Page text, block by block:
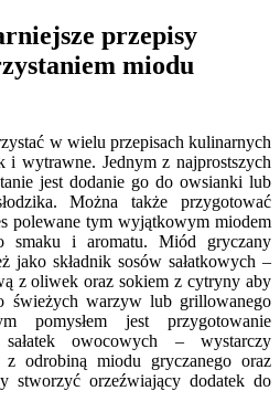
przepisy
miodu
w wielu przepisach kulinarnych
i wytrawne. Jednym z najprostszych
jest dodanie go do owsianki lub
Można także przygotować
polewane tym wyjątkowym miodem
smaku i aromatu. Miód gryczany
jako składnik sosów sałatkowych –
z oliwek oraz sokiem z cytryny aby
świeżych warzyw lub grillowanego
pomysłem jest przygotowanie
owocowych – wystarczy
odrobiną miodu gryczanego oraz
stworzyć orzeźwiający dodatek do